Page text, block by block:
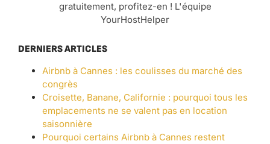
gratuitement, profitez-en ! L'équipe
YourHostHelper
DERNIERS ARTICLES
Airbnb à Cannes : les coulisses du marché des
congrès
Croisette, Banane, Californie : pourquoi tous les
emplacements ne se valent pas en location
saisonnière
Pourquoi certains Airbnb à Cannes restent